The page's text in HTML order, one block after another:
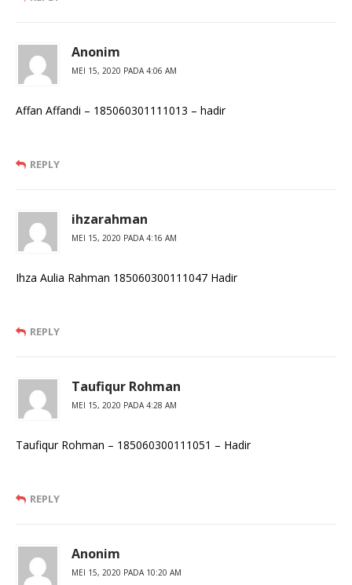
Anonim
MEI 15, 2020 PADA 4:06 AM
Affan Affandi – 185060301111013 – hadir
REPLY
ihzarahman
MEI 15, 2020 PADA 4:16 AM
Ihza Aulia Rahman 185060300111047 Hadir
REPLY
Taufiqur Rohman
MEI 15, 2020 PADA 4:28 AM
Taufiqur Rohman – 185060300111051 – Hadir
REPLY
Anonim
MEI 15, 2020 PADA 10:20 AM